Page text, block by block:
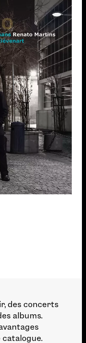
des concerts
albums.